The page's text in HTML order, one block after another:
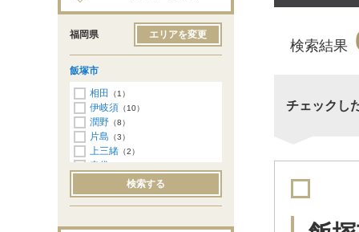
検索結果
チェックし
福岡県 エリアを変更
飯塚市
相田
（1）
伊岐須 （10）
潤野 （8）
片島 （3）
上三緒 （2）
幸袋
（2）
鶴三緒（1）
花瀬（4）
検索する